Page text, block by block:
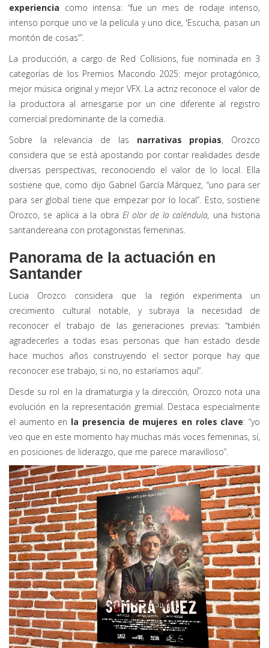
experiencia como intensa: “fue un mes de rodaje intenso,
intenso porque uno ve la película y uno dice, 'Escucha, pasan un
montón de cosas'”.
La producción, a cargo de Red Collisions, fue nominada en 3
categorías de los Premios Macondo 2025: mejor protagónico,
mejor música original y mejor VFX. La actriz reconoce el valor de
la productora al arriesgarse por un cine diferente al registro
comercial predominante de la comedia.
Sobre la relevancia de las narrativas propias, Orozco
considera que se está apostando por contar realidades desde
diversas perspectivas, reconociendo el valor de lo local. Ella
sostiene que, como dijo Gabriel García Márquez, “uno para ser
para ser global tiene que empezar por lo local”. Esto, sostiene
Orozco, se aplica a la obra El olor de la caléndula, una historia
santandereana con protagonistas femeninas.
Panorama de la actuación en
Santander
Lucia Orozco considera que la región experimenta un
crecimiento cultural notable, y subraya la necesidad de
reconocer el trabajo de las generaciones previas: “también
agradecerles a todas esas personas que han estado desde
hace muchos años construyendo el sector porque hay que
reconocer ese trabajo, si no, no estaríamos aquí”.
Desde su rol en la dramaturgia y la dirección, Orozco nota una
evolución en la representación gremial. Destaca especialmente
el aumento en la presencia de mujeres en roles clave: “yo
veo que en este momento hay muchas más voces femeninas, sí,
en posiciones de liderazgo, que me parece maravilloso”.